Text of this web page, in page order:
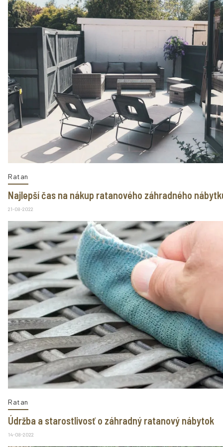
Ratan
Najlepší čas na nákup ratanového záhradného
21-08-2022
Ratan
Údržba a starostlivosť o záhradný ratanový nábytok
14-08-2022